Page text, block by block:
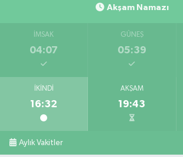
Akşam Namazı
İMSAK
04:07
GÜNEŞ
05:39
İKINDI
16:32
AKŞAM
19:43
Aylık Vakitler